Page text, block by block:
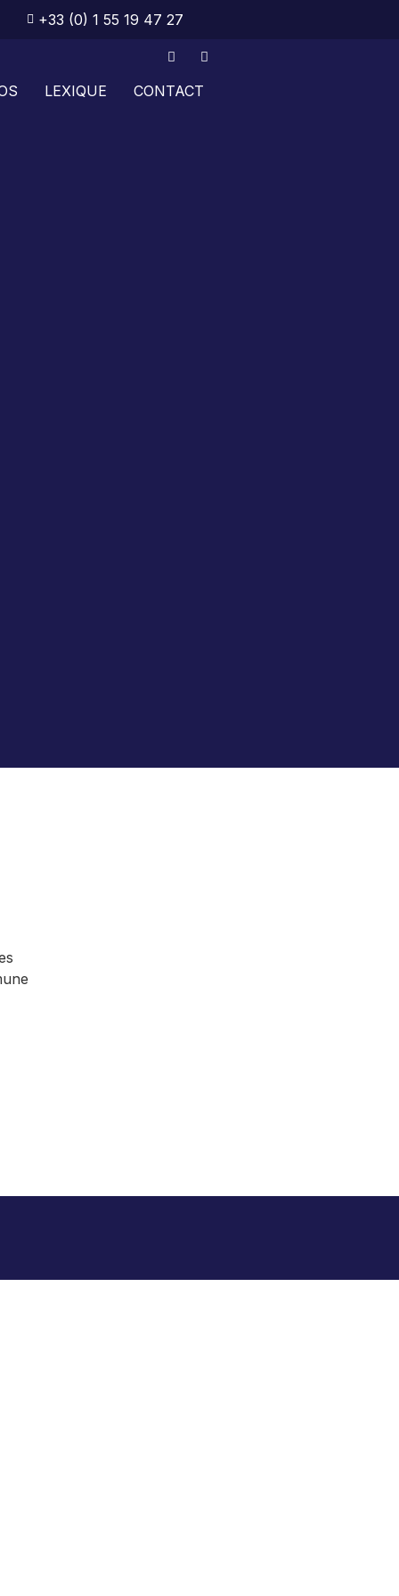
+33 (0) 1 55 19 47 27
LEXIQUE CONTACT